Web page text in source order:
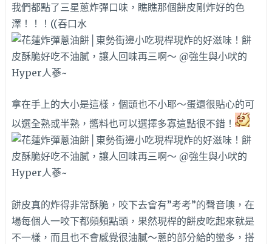
我們都點了三星蔥炸彈口味，瞧瞧那個餅皮剛炸好的色
澤！！！((吞口水
拿在手上的大小是這樣，個頭也不小耶～蛋還很貼心的可
以選全熟或半熟，醬料也可以選擇多寡這點很不錯！
餅皮真的炸得非常酥脆，咬下去會有”考考”的聲音噢，在
場每個人一咬下都頻頻點頭，果然現桿的餅皮吃起來就是
不一樣，而且也不會感覺很油膩～蔥的部分給的蠻多，搭